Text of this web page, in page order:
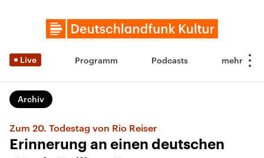
Live Programm Podcasts
Archiv
Zum 20. Todestag von Rio Reiser
Erinnerung an einen deutschen